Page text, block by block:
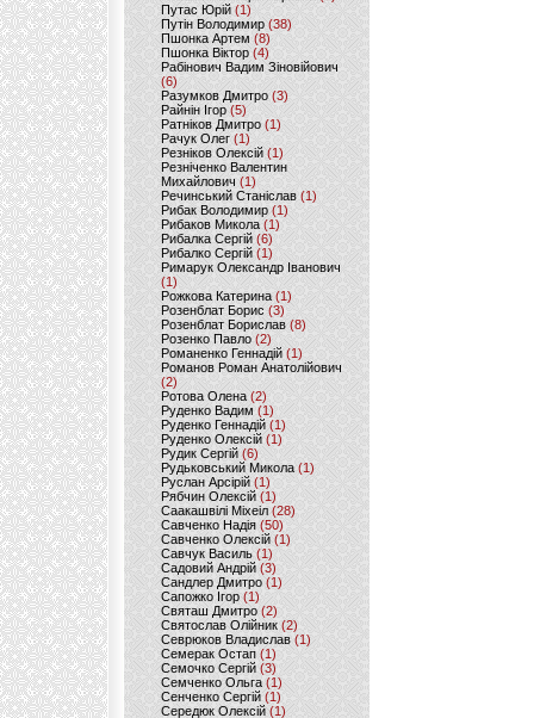
Путас Юрій (1)
Путін Володимир(38)
Пшонка Артем (8)
Пшонка Віктор(4)
Рабінович Вадим Зіновійович
(6)
Разумков Дмитро (3)
Райнін Ігор(5)
Ратніков Дмитро (1)
Рачук Олег (1)
Резніков Олексій(1)
Резніченко Валентин
Михайлович (1)
Речинський Станіслав (1)
Рибак Володимир(1)
Рибаков Микола(1)
Рибалка Сергій (6)
Рибалко Сергій (1)
Римарук Олександр Іванович
(1)
Рожкова Катерина(1)
Розенблат Борис (3)
Розенблат Борислав (8)
Розенко Павло (2)
Романенко Геннадій (1)
Романов Роман Анатолійович
(2)
Ротова Олена(2)
Руденко Вадим (1)
Руденко Геннадій (1)
Руденко Олексій(1)
Рудик Сергій(6)
Рудьковський Микола (1)
Руслан Арсірій(1)
Рябчин Олексій (1)
Саакашвілі Міхеіл(28)
Савченко Надія (50)
Савченко Олексій(1)
Савчук Василь (1)
Садовий Андрій (3)
Сандлер Дмитро(1)
Сапожко Ігор(1)
Святаш Дмитро (2)
Святослав Олійник (2)
Севрюков Владислав (1)
Семерак Остап (1)
Семочко Сергій (3)
Семченко Ольга (1)
Сенченко Сергій(1)
Середюк Олексій(1)